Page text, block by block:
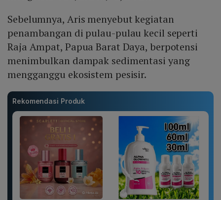
Sebelumnya, Aris menyebut kegiatan
penambangan di pulau-pulau kecil seperti
Raja Ampat, Papua Barat Daya, berpotensi
menimbulkan dampak sedimentasi yang
mengganggu ekosistem pesisir.
Rekomendasi Produk